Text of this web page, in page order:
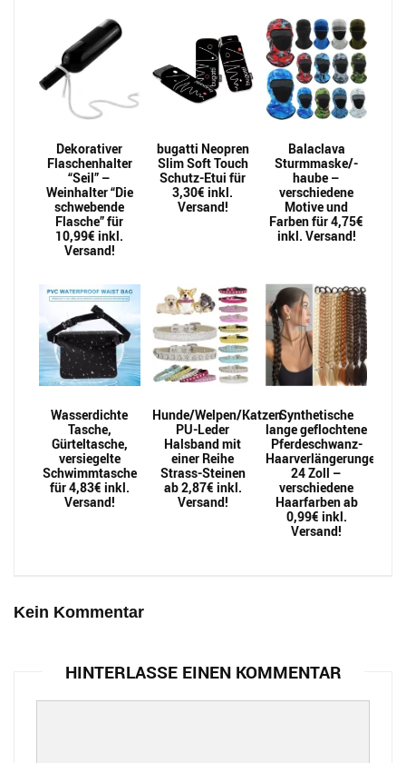
Dekorativer
Flaschenhalter
“Seil” –
Weinhalter “Die
schwebende
Flasche” für
10,99€ inkl.
Versand!
bugatti Neopren
Slim Soft Touch
Schutz-Etui für
3,30€ inkl.
Versand!
Balaclava
Sturmmaske/-
haube –
verschiedene
Motive und
Farben für 4,75€
inkl. Versand!
Wasserdichte
Tasche,
Gürteltasche,
versiegelte
Schwimmtasche
für 4,83€ inkl.
Versand!
Hunde/Welpen/Katzen
PU-Leder
Halsband mit
einer Reihe
Strass-Steinen
ab 2,87€ inkl.
Versand!
Synthetische
lange geflochtene
Pferdeschwanz-
Haarverlängerungen
24 Zoll –
verschiedene
Haarfarben ab
0,99€ inkl.
Versand!
Kein Kommentar
HINTERLASSE EINEN KOMMENTAR